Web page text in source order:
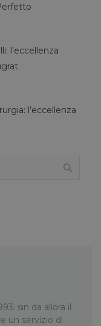
l’eccellenza
l’eccellenza
sin da allora il
un servizio di